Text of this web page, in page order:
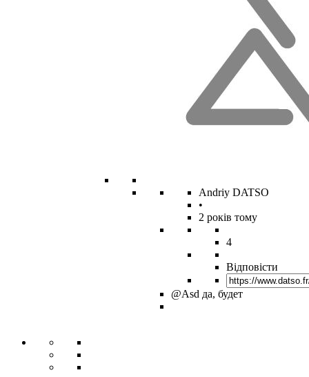
Andriy DATSO
•
2 років тому
4
Відповісти
@Asd да, будет